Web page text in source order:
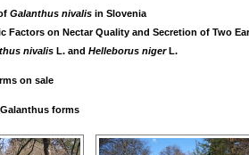
Galanthus nivalis in Slovenia
Factors on Nectar Quality and Secretion of Two
nivalis L. and Helleborus nigerL.
on sale
forms